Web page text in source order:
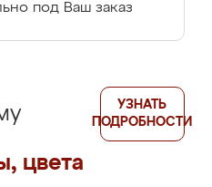
под Ваш заказ
цвета
УЗНАТЬ
ПОДРОБНОСТИ